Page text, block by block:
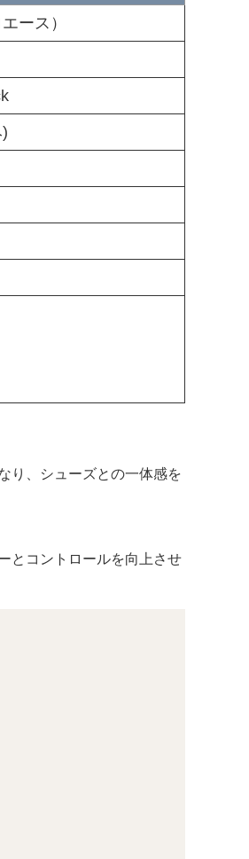
ース）
り、シューズとの一体感を
とコントロールを向上させ